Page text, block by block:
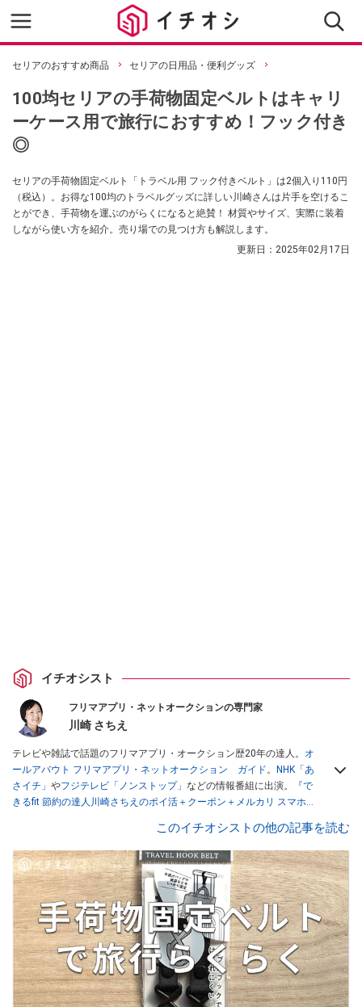
セリアのおすすめ商品 セリアの日用品・便利グッズ
100均セリアの手荷物固定ベルトはキャリ
ーケース用で旅行におすすめ！フック付き
◎
セリアの手荷物固定ベルト「トラベル用 フック付きベルト」は2個入り110円
（税込）。お得な100均のトラベルグッズに詳しい川崎さんは片手を空けるこ
とができ、手荷物を運ぶのがらくになると絶賛！ 材質やサイズ、実際に装着
しながら使い方を紹介。売り場での見つけ方も解説します。
更新日： 2025年02月17日
イチオシスト
フリマアプリ・ネットオークションの専門家
川崎 さちえ
テレビや雑誌で話題のフリマアプリ・オークション歴20年の達人。 オ
ールアバウト フリマアプリ・ネットオークション ガイド。
NHK「あ
さイチ」 やフジテレビ「ノンストップ」 などの情報番組に出演。
『で
きるfit 節約の達人川崎さちえのポイ活＋クーポン＋メルカリ スマホで
スマホ1つでスキマ時間に効率的に稼ぐ！』（翔泳社刊） ほか著書多
数。ブログは「川崎さちえのごちゃまぜ日記」。
■経歴：2003年、夫が子育てをするために、突然会社を辞める。翌月
からの給料が０円になり、家にいながら、しかも空いた時間でできる
オークションに目をつける。しかし、取引の仕方がわからずに、まず
は落札者として参加。その後、出品者側にまわり、家の中の物を出品
しまくる。出品する物がほぼなくなってからは、仕入れを経験。ネッ
トオークションを生活の一部に取り入れるべく、「ネットオークショ
ンやフリマアプリは生活のインフラになる」という考えを持つ。また
消費税増税の社会においては、ネットオークションやフリマアプリが
家計の救世主になりえると考え、業者とは違う視点でユーザーとして
このイチオシストの他の記事を読む